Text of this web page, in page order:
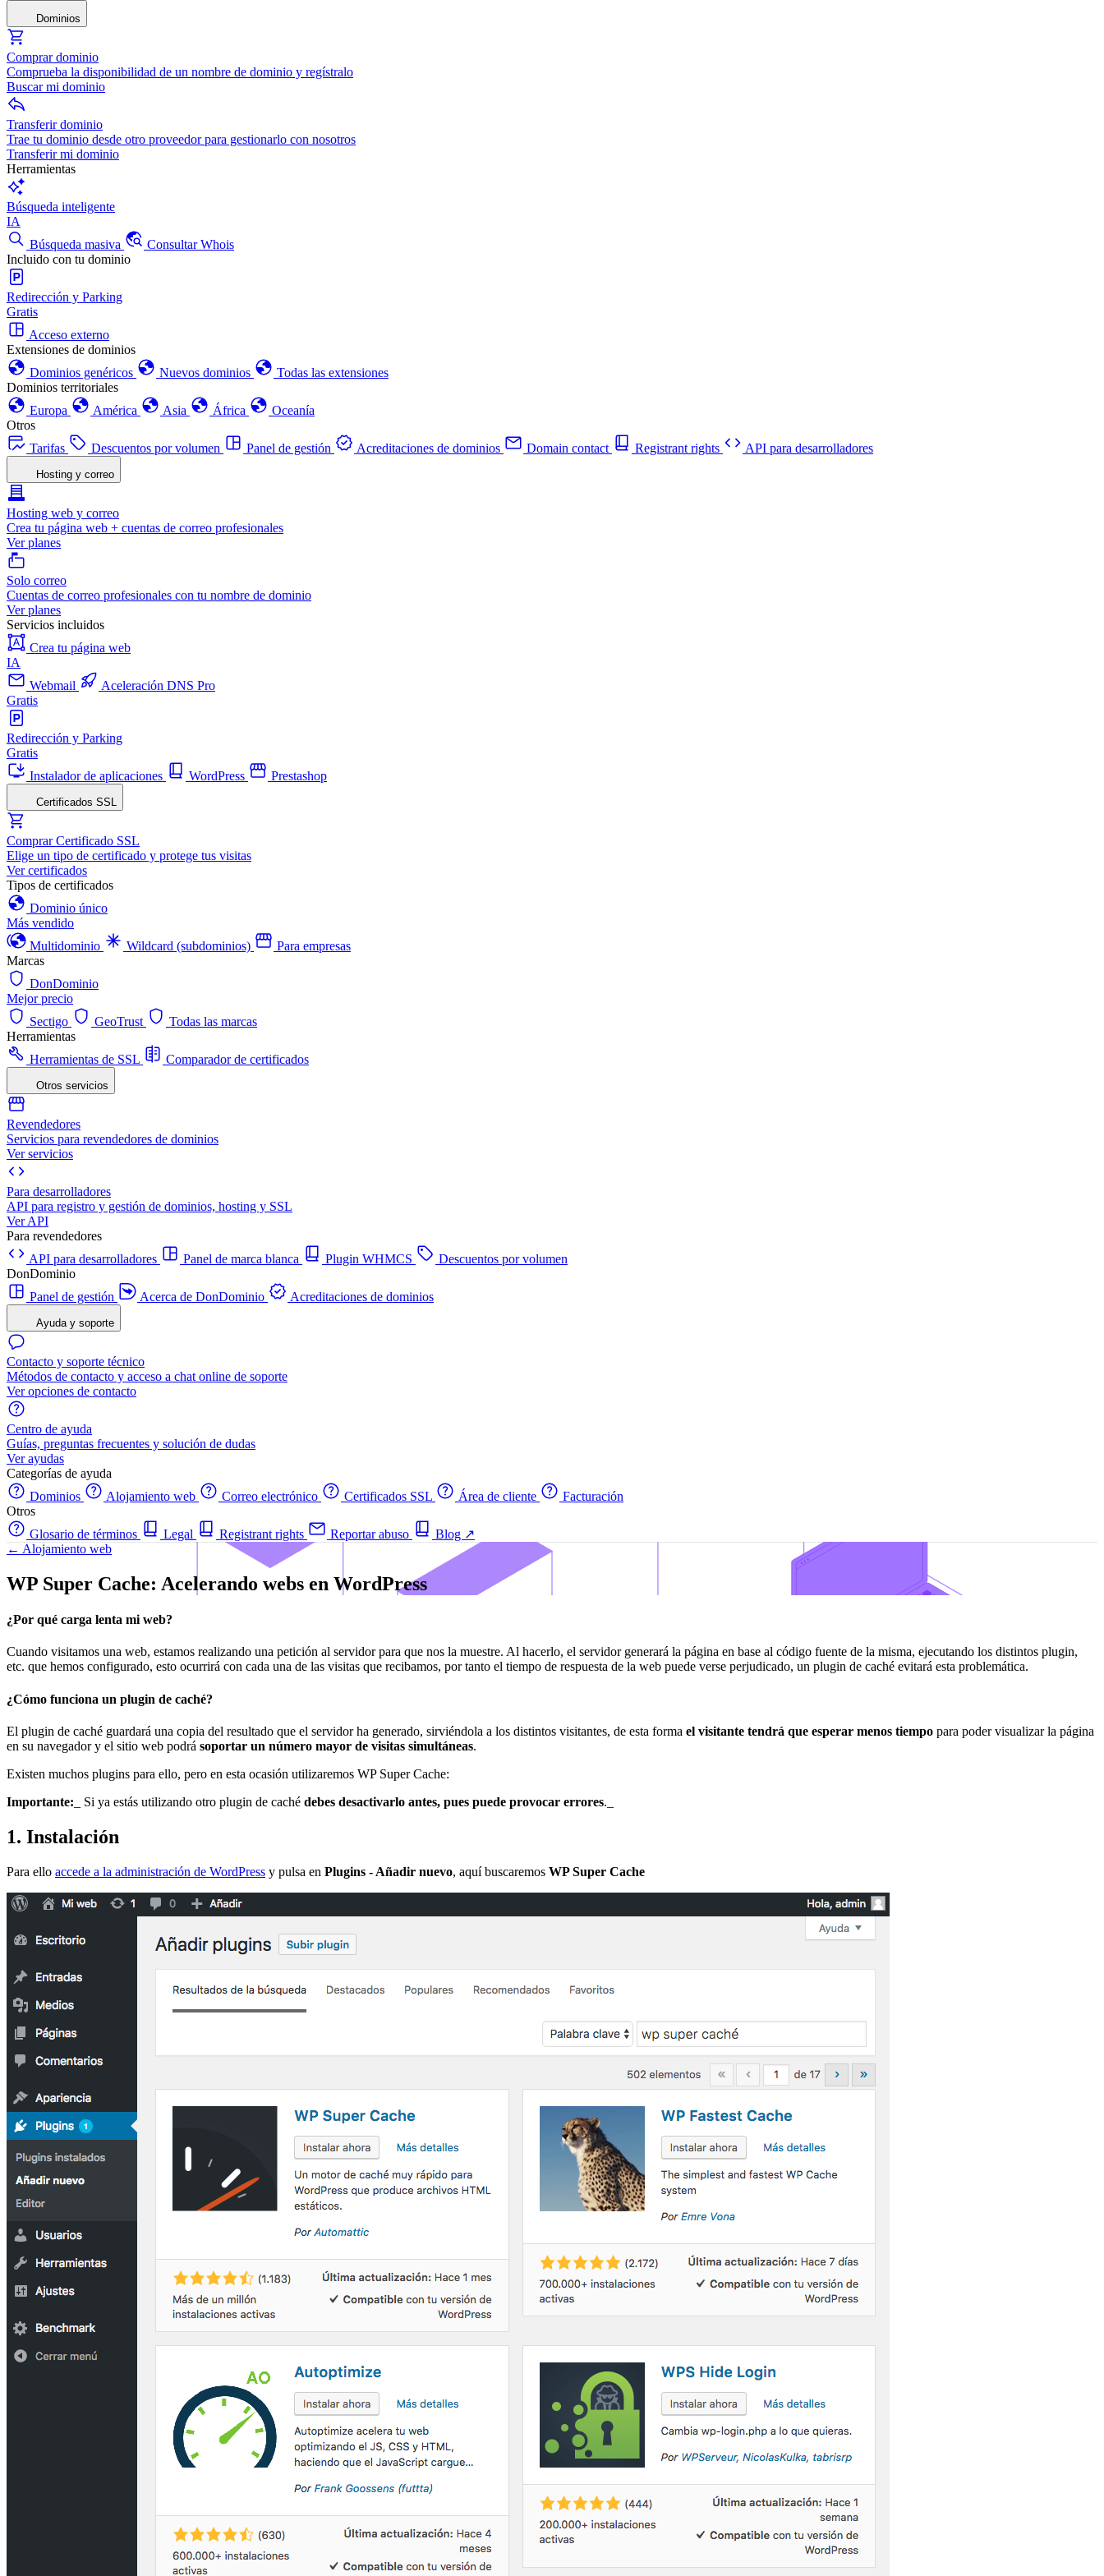
Dominios
Comprar dominio
Comprueba la disponibilidad de un nombre de dominio y regístralo
Buscar mi dominio
Transferir dominio
Trae tu dominio desde otro proveedor para gestionarlo con nosotros
Transferir mi dominio
Herramientas
Búsqueda inteligente
IA
Búsqueda masiva
Consultar Whois
Incluido con tu dominio
Redirección y Parking
Gratis
Acceso externo
Extensiones de dominios
Dominios genéricos
Nuevos dominios
Todas las extensiones
Dominios territoriales
Europa
América Asia África
Oceanía
Otros
Tarifas
Descuentos por volumen Panel de gestión Acreditaciones de dominios Domain contact Registrant rights API para desarrolladores
Hosting y correo
Hosting web y correo
Crea tu página web + cuentas de correo profesionales
Ver planes
Solo correo
Cuentas de correo profesionales con tu nombre de dominio
Ver planes
Servicios incluidos
Crea tu página web
IA
Webmail
Aceleración DNS Pro
Gratis
Redirección y Parking
Gratis
Instalador de aplicaciones
WordPress Prestashop
Certificados SSL
Comprar Certificado SSL
Elige un tipo de certificado y protege tus visitas
Ver certificados
Tipos de certificados
Dominio único
Más vendido
Multidominio
Wildcard (subdominios)
Para empresas
Marcas
DonDominio
Mejor precio
Sectigo
GeoTrust
Todas las marcas
Herramientas
Herramientas de SSL
Comparador de certificados
Otros servicios
Revendedores
Servicios para revendedores de dominios
Ver servicios
Para desarrolladores
API para registro y gestión de dominios, hosting y SSL
Ver API
Para revendedores
API para desarrolladores
Panel de marca blanca Plugin WHMCS
Descuentos por volumen
DonDominio
Panel de gestión
Acerca de DonDominio Acreditaciones de dominios
Ayuda y soporte
Contacto y soporte técnico
Métodos de contacto y acceso a chat online de soporte
Ver opciones de contacto
Centro de ayuda
Guías, preguntas frecuentes y solución de dudas
Ver ayudas
Categorías de ayuda
Dominios
Alojamiento web Correo electrónico Certificados SSL Área de cliente
Facturación
Otros
Glosario de términos
Legal Registrant rights Reportar abuso Blog ↗
← Alojamiento web
WP Super Cache: Acelerando webs en WordPress
¿Por qué carga lenta mi web?
Cuando visitamos una web, estamos realizando una petición al servidor para que nos la muestre. Al hacerlo, el servidor generará la página en base al código fuente de la misma, ejecutando los distintos plugin,
etc. que hemos configurado, esto ocurrirá con cada una de las visitas que recibamos, por tanto el tiempo de respuesta de la web puede verse perjudicado, un plugin de caché evitará esta problemática.
¿Cómo funciona un plugin de caché?
El plugin de caché guardará una copia del resultado que el servidor ha generado, sirviéndola a los distintos visitantes, de esta forma el visitante tendrá que esperar menos tiempo para poder visualizar la página
en su navegador y el sitio web podrá soportar un número mayor de visitas simultáneas.
Existen muchos plugins para ello, pero en esta ocasión utilizaremos WP Super Cache:
Importante: _ Si ya estás utilizando otro plugin de caché debes desactivarlo antes, pues puede provocar errores._
1. Instalación
Para ello accede a la administración de WordPress y pulsa en Plugins - Añadir nuevo, aquí buscaremos WP Super Cache